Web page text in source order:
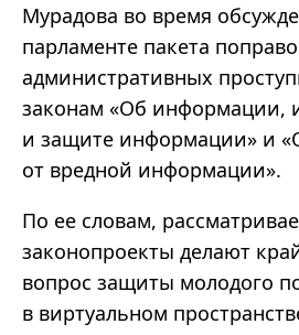
Мурадова во время
парламенте пакета
административных
законам «Об информации,
и защите информации» и
от вредной информации».
По ее словам,
законопроекты делают
вопрос защиты молодого
в виртуальном